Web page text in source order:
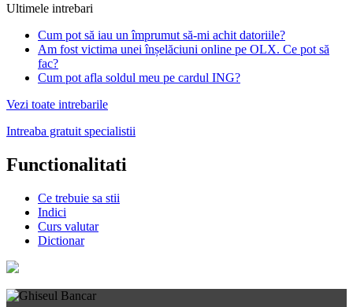
Ultimele intrebari
Cum pot să iau un împrumut să-mi achit datoriile?
Am fost victima unei înșelăciuni online pe OLX. Ce pot să
fac?
Cum pot afla soldul meu pe cardul ING?
Vezi toate intrebarile
Intreaba gratuit specialistii
Functionalitati
Ce trebuie sa stii
Indici
Curs valutar
Dictionar